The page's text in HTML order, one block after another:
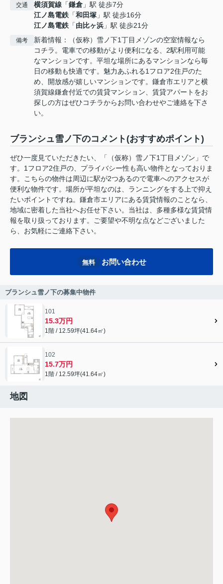
交通 横須賀線 「鎌倉 」駅 徒歩7分
江ノ島電鉄 「和田塚 」駅 徒歩16分
江ノ島電鉄 「由比ヶ浜 」駅 徒歩21分
備考
新着情報：（仮称）雪ノ下1丁目メゾンの空室情報なら
コチラ。電車での移動がより便利になる、2駅利用可能
なマンションです。平坦な場所にあるマンションなら毎
日の移動も快適です。魅力あふれる1フロア2住戸のた
め、開放感が嬉しいマンションです。鎌倉市エリアと横
須賀線鎌倉付近での賃貸マンション、賃貸アパートをお
探しの方はぜひコチラからお問い合わせやご連絡を下さ
い。
ブランシュ雪ノ下のコメント(おすすめポイント)
ぜひ一度見ていただきたい、「（仮称）雪ノ下1丁目メゾン」で
す。1フロア2住戸の、プライバシー性も高い物件となっておりま
す。こちらの物件は周辺に駅が2つあるので電車へのアクセスが
便利な物件です。場所が平坦なのは、ランニングをする上で抑え
たいポイントですね。鎌倉市エリアにある賃貸情報のことなら、
地域に密着した当社へお任せ下さい。当社は、多種多様な賃貸情
報を取り扱っております。ご要望や不明な点などございました
ら、お気軽にご連絡下さい。
無料 お問い合わせ
ブランシュ雪ノ下の募集中物件
101
15.3万円
1階 / 12.59坪(41.64㎡)
102
15.7万円
1階 / 12.59坪(41.64㎡)
地図